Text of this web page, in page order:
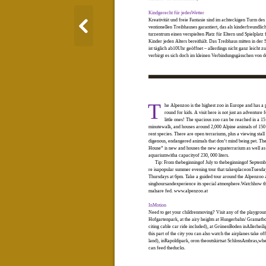
T
he Alpenzoo is the highest zoo in Europe and has a
round for kids. A visit here is not just an adventure
little ones! The spacious zoo can be reached in a 15
minutewalk, and houses around 2,000 Alpine animals of
rent species. There are open terrariums, plus a viewing
digenous, endangered animals that don’t mind being pet.
House” is new and houses the new aquaterrarium as well
aquariumwitha capacityof 230, 000 liters.
Tip: From thebeginningof July to thebeginningof
re isapopular summer evening tour that
Thursdays at 6pm. Take a guided tour around the Alpenzoo
singhoursandexperience its special atmosphere.Watchhow
malsare fed. www.alpenzoo.at
InMotion
Need to get your childrenmoving? Visit any of the
Hofgartenpark, at the airy heights at Hungerbahn/
citing cable car ride included), at GrünenBoden
this part of the city you can also watch the airplanes take
land), inRapoldipark, oron theoutskirtsat
can feed theducks.
Kindgerecht für jedesWetter
Kreativität und freie Fantasie sind im achteckigen Turm des
ventionellen Treibhauses garantiert, das als
turzentrum einen verspielten Platz für Eltern und Spielplatz
Kinder jeden Alters bereithält. Das Treibhaus mitten in der
ist täglich ab10Uhr geöffnet – allerdings nicht ganz leicht
verbirgt es sich doch im kleinen Verbindungsgässchen von